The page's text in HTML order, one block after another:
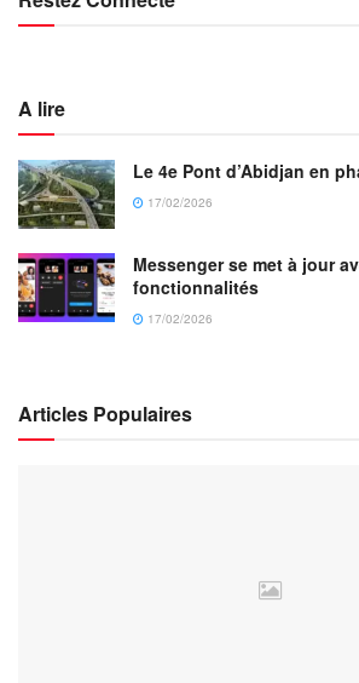
A lire
Le 4e Pont d’Abidjan en
17/02/2026
Messenger se met à jour
fonctionnalités
17/02/2026
Articles Populaires